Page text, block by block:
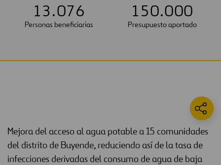
13.076
Personas beneficiarias
150.000
Presupuesto aportado
Mejora del acceso al agua potable a 15 comunidades
del distrito de Buyende, reduciendo así de la tasa de
infecciones derivadas del consumo de agua de baja